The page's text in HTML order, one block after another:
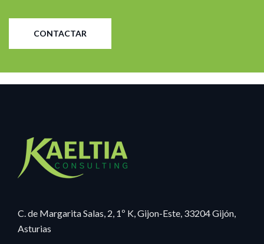
CONTACTAR
C. de Margarita Salas, 2, 1º K, Gijon-Este, 33204 Gijón,
Asturias